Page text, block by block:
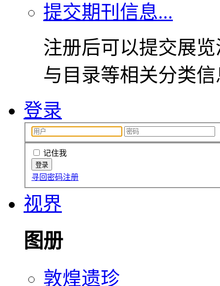
提交期刊信息...
注册后可以提交展
与目录等相关分类
登录
记住我
寻回密码注册
视界
图册
敦煌遗珍